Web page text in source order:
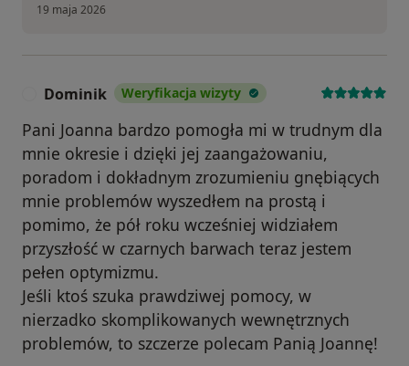
19 maja 2026
Dominik Weryfikacja wizyty
Pani Joanna bardzo pomogła mi w trudnym dla
mnie okresie i dzięki jej zaangażowaniu,
poradom i dokładnym zrozumieniu gnębiących
mnie problemów wyszedłem na prostą i
pomimo, że pół roku wcześniej widziałem
przyszłość w czarnych barwach teraz jestem
pełen optymizmu.
Jeśli ktoś szuka prawdziwej pomocy, w
nierzadko skomplikowanych wewnętrznych
problemów, to szczerze polecam Panią Joannę!